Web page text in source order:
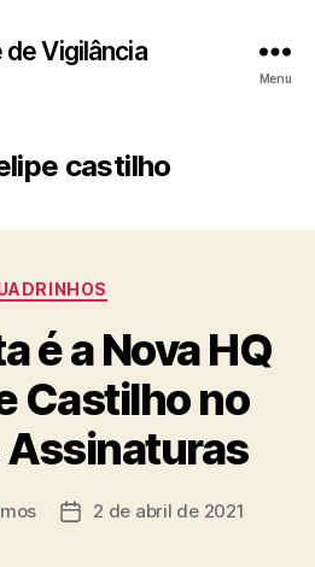
de Vigilância
Menu
castilho
Categorias
é a Nova HQ
Castilho no
Data2 de abril de 2021